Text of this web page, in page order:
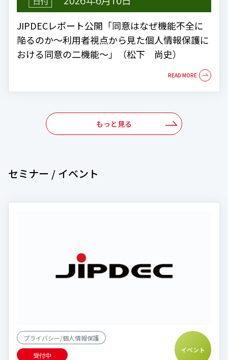
JIPDECレポート公開「同意はなぜ機能不全に
陥るのか～利用者視点から見た個人情報保護に
おける同意の二機能～」（松下 尚史）
もっと見る
セミナー / イベント
プライバシー/個人情報保護
受付中
イベント